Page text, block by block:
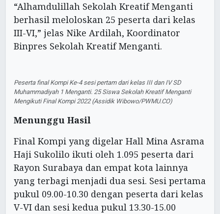
“Alhamdulillah Sekolah Kreatif Menganti
berhasil meloloskan 25 peserta dari kelas
III-VI,” jelas Nike Ardilah, Koordinator
Binpres Sekolah Kreatif Menganti.
Peserta final Kompi Ke-4 sesi pertam dari kelas III dan IV SD
Muhammadiyah 1 Menganti. 25 Siswa Sekolah Kreatif Menganti
Mengikuti Final Kompi 2022 (Assidik Wibowo/PWMU.CO)
Menunggu Hasil
Final Kompi yang digelar Hall Mina Asrama
Haji Sukolilo ikuti oleh 1.095 peserta dari
Rayon Surabaya dan empat kota lainnya
yang terbagi menjadi dua sesi. Sesi pertama
pukul 09.00-10.30 dengan peserta dari kelas
V-VI dan sesi kedua pukul 13.30-15.00